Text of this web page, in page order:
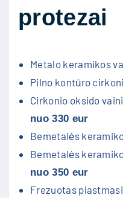
protezai
Metalo keramikos
Pilno kontūro
Cirkonio oksido
nuo 330 eur
Bemetalės
Bemetalės
nuo 350 eur
Frezuotas